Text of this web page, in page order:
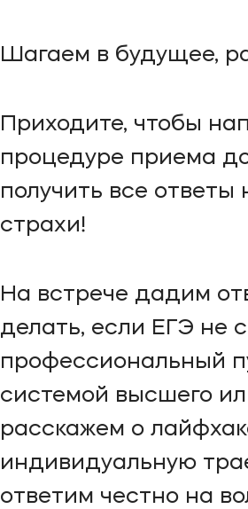
Шагаем в будущее,
Приходите, чтобы
процедуре приема
получить все
страхи!
На встрече дадим
делать, если ЕГЭ не
профессиональный
системой высшего
расскажем о
индивидуальную
ответим честно на